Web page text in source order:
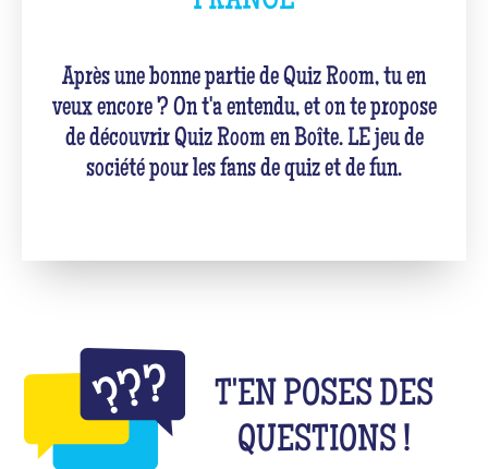
Après une bonne partie de Quiz Room, tu en
veux encore ? On t'a entendu, et on te propose
de découvrir Quiz Room en Boîte. LE jeu de
société pour les fans de quiz et de fun.
T'EN POSES DES
QUESTIONS !